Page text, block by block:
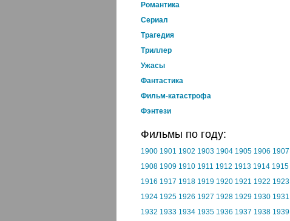
Романтика
Cериал
Трагедия
Триллер
Ужасы
Фантастика
Фильм-катастрофа
Фэнтези
Фильмы по году:
1900 1901 1902 1903 1904 1905 1906 1907
1908 1909 1910 1911 1912 1913 1914 1915
1916 1917 1918 1919 1920 1921 1922 1923
1924 1925 1926 1927 1928 1929 1930 1931
1932 1933 1934 1935 1936 1937 1938 1939